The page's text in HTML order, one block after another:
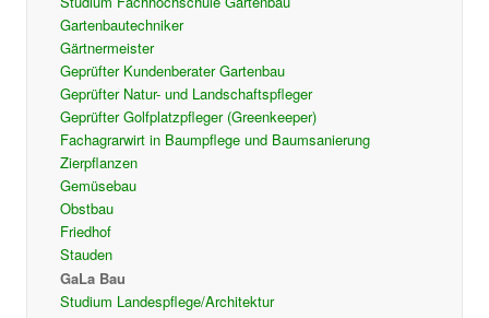
Gartenbautechniker
Gärtnermeister
Geprüfter Kundenberater Gartenbau
Geprüfter Natur- und Landschaftspfleger
Geprüfter Golfplatzpfleger (Greenkeeper)
Fachagrarwirt in Baumpflege und Baumsanierung
Zierpflanzen
Gemüsebau
Obstbau
Friedhof
Stauden
GaLa Bau
Studium Landespflege/Architektur